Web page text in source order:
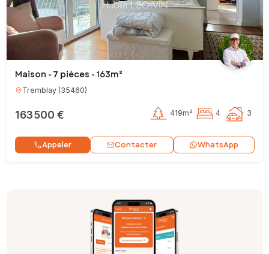
Maison - 7 pièces - 163m²
Tremblay(35460)
163 500 € 419m² 4 3
Appeler Contacter WhatsApp